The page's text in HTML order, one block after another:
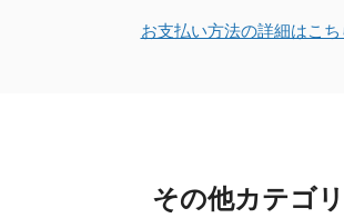
お支払い方法の詳細はこち
その他カテゴリ